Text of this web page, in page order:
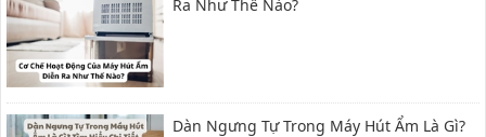
Ra Như Thế Nào?
Dàn Ngưng Tự Trong Máy Hút Ẩm Là Gì?